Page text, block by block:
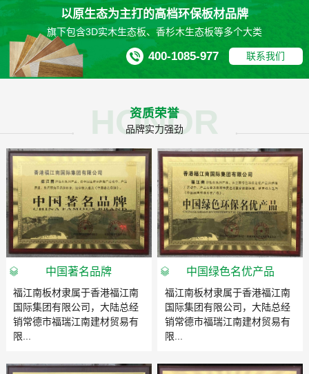
以原生态为主打的高档环保板材品牌
旗下包含3D实木生态板、香杉木生态板等多个大类
联系我们
400-1085-977
资质荣誉
HONOR
品牌实力强劲
中国著名品牌
福江南板材隶属于香港福江南
国际集团有限公司，大陆总经
销常德市福瑞江南建材贸易有
限...
中国绿色名优产品
福江南板材隶属于香港福江南
国际集团有限公司，大陆总经
销常德市福瑞江南建材贸易有
限...